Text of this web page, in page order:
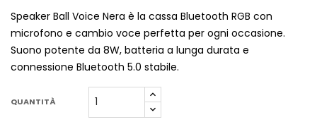
Speaker Ball Voice Nera è la cassa Bluetooth RGB con
microfono e cambio voce perfetta per ogni occasione.
Suono potente da 8W, batteria a lunga durata e
connessione Bluetooth 5.0 stabile.
QUANTITÀ